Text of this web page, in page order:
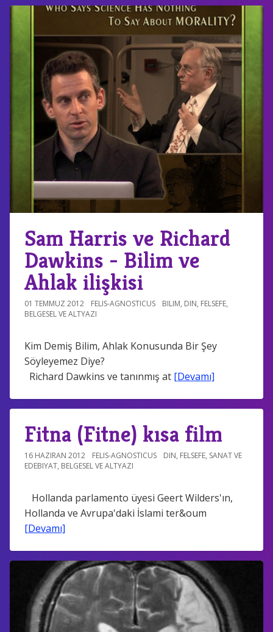
Sam Harris ve Richard
Dawkins - Bilim ve
Ahlak ilişkisi
01 TEMMUZ 2012 FELIS-AGNOSTICUS BILIM, DIN, FELSEFE,
BELGESEL VE ALTYAZI
Kim Demiş Bilim, Ahlak Konusunda Bir Şey
Söyleyemez Diye?
Richard Dawkins ve tanınmış at [Devamı]
Fitna (Fitne) kısa film
16 HAZIRAN 2012 FELIS-AGNOSTICUS DIN, FELSEFE, SANAT VE
EDEBIYAT, BELGESEL VE ALTYAZI
Hollanda parlamento üyesi Geert Wilders'ın,
Hollanda ve Avrupa'daki İslami ter&oum
[Devamı]